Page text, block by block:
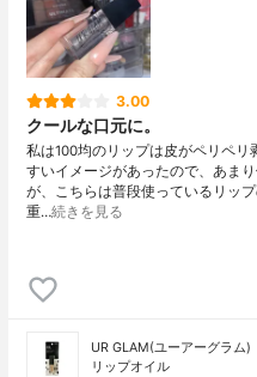
3.00
クールな口元に。
私は100均のリップは皮がペリペリ
すいイメージがあったので、あま
が、こちらは普段使っているリッ
重…続きを見る
UR GLAM(ユーアーグラム)
リップオイル